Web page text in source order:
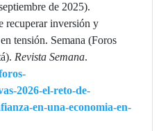
de 2025).
recuperar inversión y
tensión. Semana (Foros
Revista Semana.
2026-el-reto-de-
en-una-economia-en-